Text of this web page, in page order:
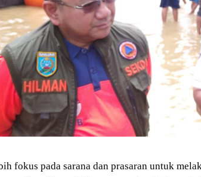
fokus pada sarana dan prasaran untuk